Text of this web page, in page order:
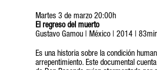
Martes 3 de marzo 20:00h
El regreso del muerto
Gustavo Gamou | México | 2014 |
Es una historia sobre la condición
arrepentimiento. Este documental